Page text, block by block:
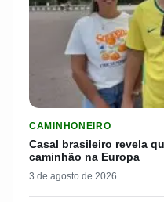
CAMINHONEIRO
Casal brasileiro revela
caminhão na Europa
3 de agosto de 2026